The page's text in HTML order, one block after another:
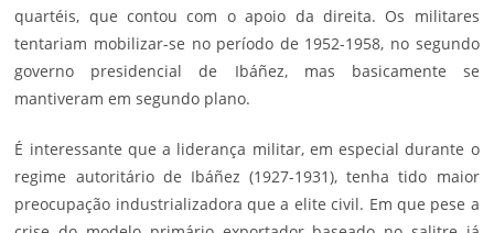
quartéis, que contou com o apoio da direita. Os militares
tentariam mobilizar-se no período de 1952-1958, no segundo
governo presidencial de Ibáñez, mas basicamente se
mantiveram em segundo plano.
É interessante que a liderança militar, em especial durante o
regime autoritário de Ibáñez (1927-1931), tenha tido maior
preocupação industrializadora que a elite civil. Em que pese a